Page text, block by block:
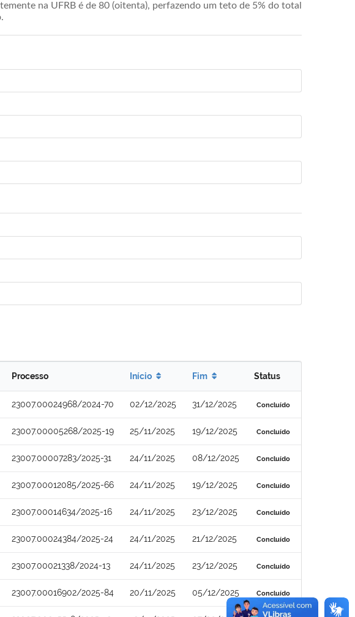
na UFRB é de 80 (oitenta), perfazendo um teto de 5% do total
Processo Início Fim Status
23007.00024968/2024-70 02/12/2025 31/12/2025 Concluído
23007.00005268/2025-19 25/11/2025 19/12/2025 Concluído
23007.00007283/2025-31 24/11/2025 08/12/2025 Concluído
23007.00012085/2025-66 24/11/2025 19/12/2025 Concluído
23007.00014634/2025-16 24/11/2025 23/12/2025 Concluído
23007.00024384/2025-24 24/11/2025 21/12/2025 Concluído
23007.00021338/2024-13 24/11/2025 23/12/2025 Concluído
23007.00016902/2025-84 20/11/2025 05/12/2025 Concluído